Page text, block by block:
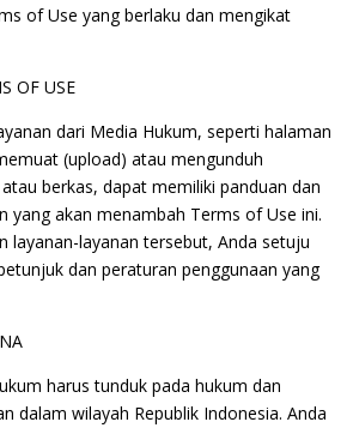
of Use yang berlaku dan mengikat
OF USE
dari Media Hukum, seperti halaman
(upload) atau mengunduh
berkas, dapat memiliki panduan dan
yang akan menambah Terms of Use ini.
layanan-layanan tersebut, Anda setuju
dan peraturan penggunaan yang
harus tunduk pada hukum dan
dalam wilayah Republik Indonesia. Anda